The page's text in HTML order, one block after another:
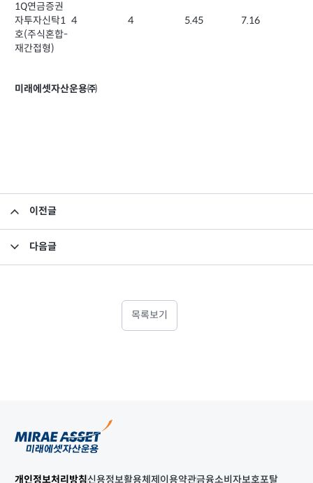
1Q연금증권
자투자신탁1
호(주식혼합-
재간접형)
4 4 5.45 7.16
미래에셋자산운용㈜
이전글
다음글
목록보기
개인정보처리방침신용정보활용체제 이용약관금융소비자보호포탈